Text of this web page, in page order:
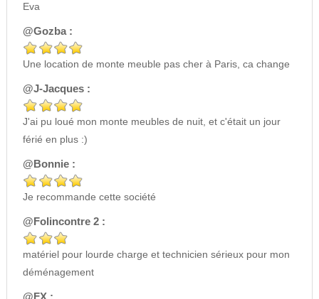
Eva
@Gozba :
Une location de monte meuble pas cher à Paris, ca change
@J-Jacques :
J'ai pu loué mon monte meubles de nuit, et c'était un jour
férié en plus :)
@Bonnie :
Je recommande cette société
@Folincontre 2 :
matériel pour lourde charge et technicien sérieux pour mon
déménagement